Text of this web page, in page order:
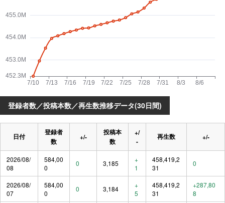
登録者数／投稿本数／再生数推移データ(30日間)
日付
登録者
数
+/-
投稿本
数
+/
-
再生数 +/-
2026/08/
08
584,00
0
0 3,185
+
1
458,419,2
31
0
2026/08/
07
584,00
0
0 3,184
+
5
458,419,2
31
+287,80
8